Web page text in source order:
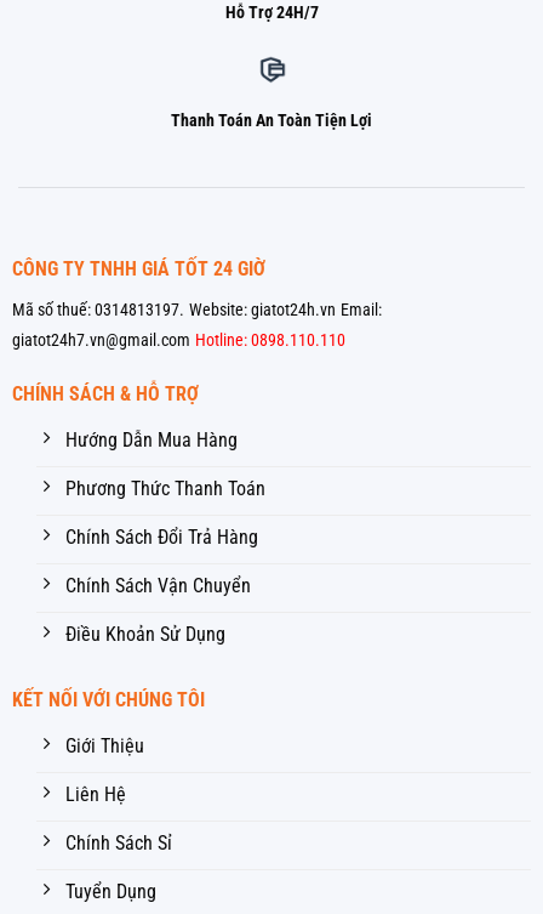
Hỗ Trợ 24H/7
Thanh Toán An Toàn Tiện Lợi
CÔNG TY TNHH GIÁ TỐT 24 GIỜ
Mã số thuế: 0314813197. Website: giatot24h.vn Email:
giatot24h7.vn@gmail.com Hotline: 0898.110.110
CHÍNH SÁCH & HỖ TRỢ
Hướng Dẫn Mua Hàng
Phương Thức Thanh Toán
Chính Sách Đổi Trả Hàng
Chính Sách Vận Chuyển
Điều Khoản Sử Dụng
KẾT NỐI VỚI CHÚNG TÔI
Giới Thiệu
Liên Hệ
Chính Sách Sỉ
Tuyển Dụng